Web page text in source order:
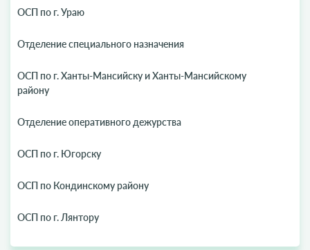
ОСП по г. Ураю
Отделение специального назначения
ОСП по г. Ханты-Мансийску и Ханты-Мансийскому
району
Отделение оперативного дежурства
ОСП по г. Югорску
ОСП по Кондинскому району
ОСП по г. Лянтору